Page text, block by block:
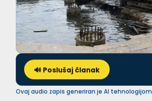
🔊 Poslušaj članak
Ovaj audio zapis generiran je AI tehnologijom